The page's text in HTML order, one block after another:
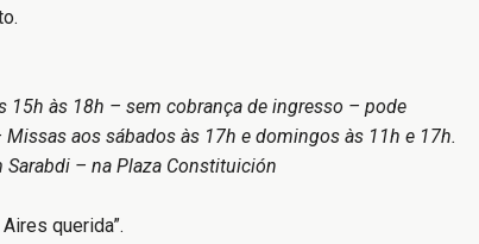
15h às 18h – sem cobrança de ingresso – pode
aos sábados às 17h e domingos às 11h e 17h.
– na Plaza Constituición
querida”.